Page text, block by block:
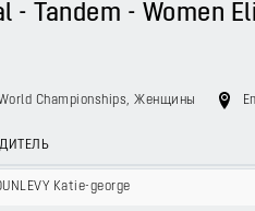
- Tandem - Women
Championships, Женщины
Katie-george